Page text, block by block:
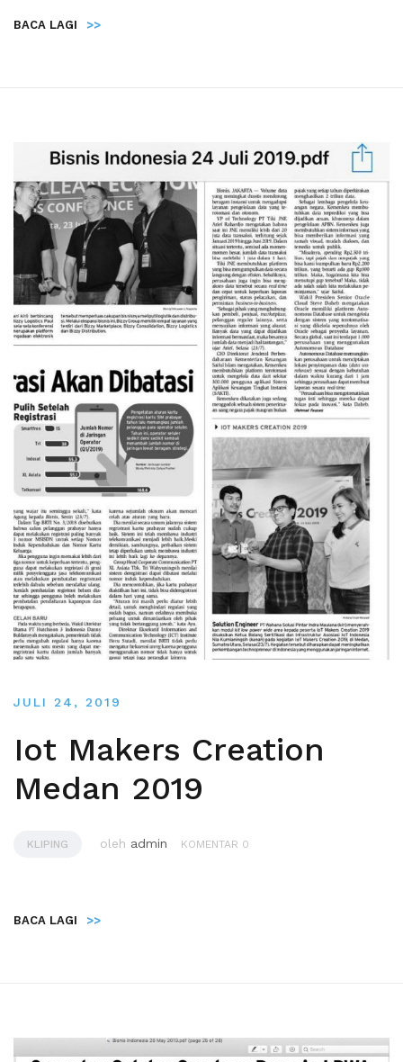
BACA LAGI >>
JULI 24, 2019
Iot Makers Creation
Medan 2019
KLIPING oleh admin KOMENTAR 0
BACA LAGI >>